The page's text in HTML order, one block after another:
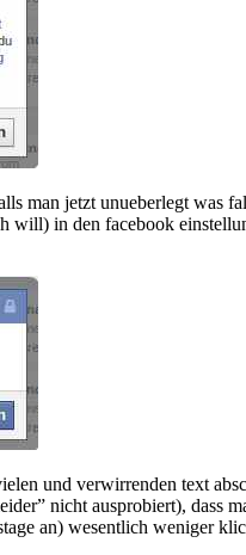
man jetzt unueberlegt was
will) in den facebook
und verwirrenden text
nicht ausprobiert), dass
an) wesentlich weniger